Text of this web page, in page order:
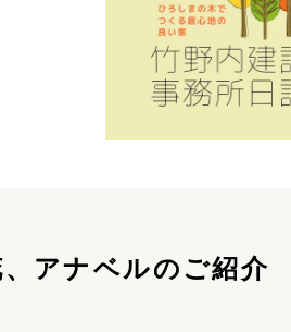
、アナベルのご紹介